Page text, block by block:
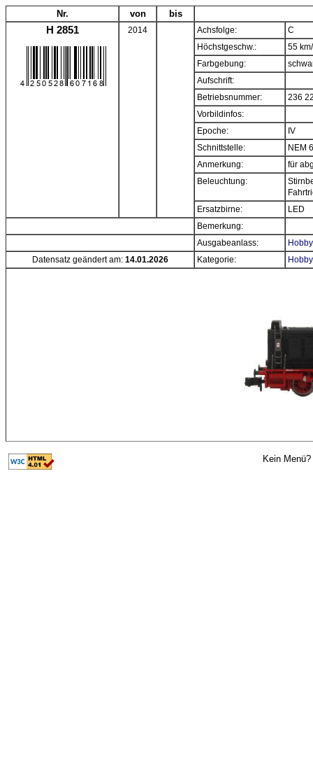
Nr. von bis
H 2851 2014 Achsfolge:
C
Höchstgeschw.:
55
Farbgebung:
Aufschrift:
Betriebsnummer:
236
Vorbildinfos:
Epoche:
IV
Schnittstelle:
NEM
Anmerkung:
für
Beleuchtung:
Ersatzbirne:
LED
Bemerkung:
Ausgabeanlass:
Datensatz geändert am: 14.01.2026 Kategorie:
Kein